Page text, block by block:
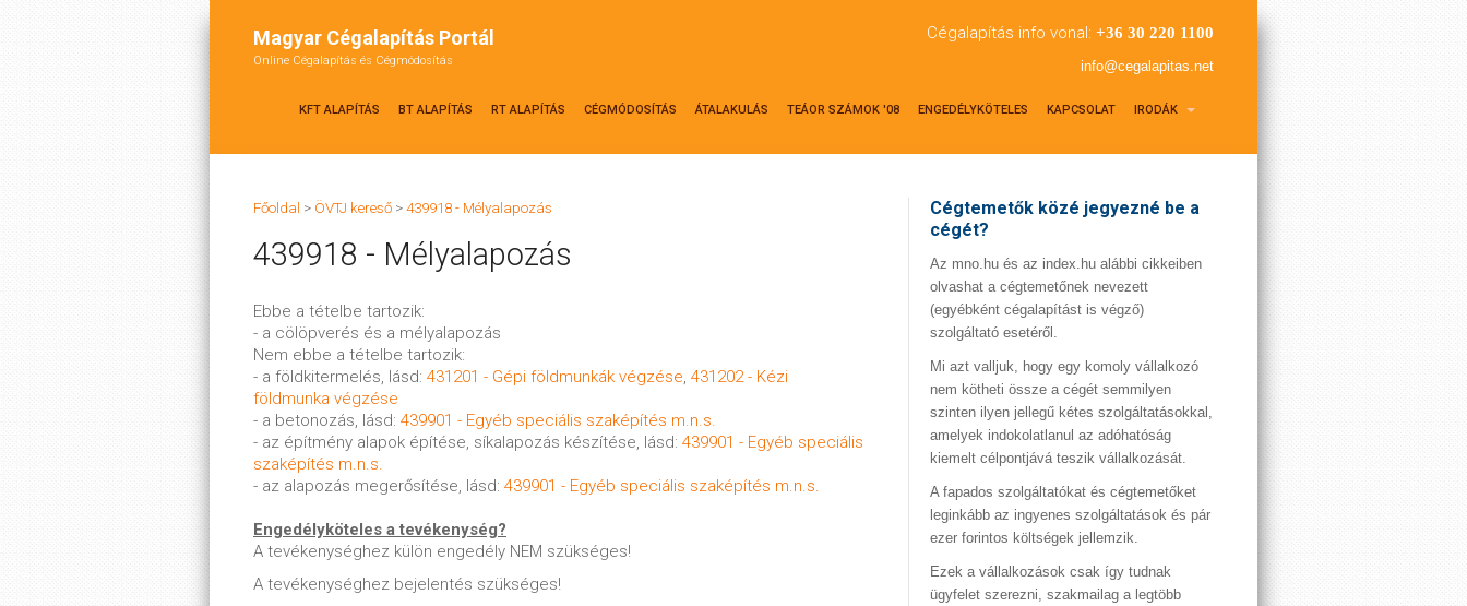
Magyar Cégalapítás Portál
Online Cégalapítás és Cégmódosítás
Cégalapítás info vonal: +36 30 220 1100
info@cegalapitas.net
KFT ALAPÍTÁS BT ALAPÍTÁS RT ALAPÍTÁS CÉGMÓDOSÍTÁS ÁTALAKULÁS TEÁOR SZÁMOK '08 ENGEDÉLYKÖTELES KAPCSOLAT IRODÁK
Főoldal > ÖVTJ kereső > 439918 - Mélyalapozás
439918 - Mélyalapozás
Ebbe a tételbe tartozik:
- a cölöpverés és a mélyalapozás
Nem ebbe a tételbe tartozik:
- a földkitermelés, lásd: 431201 - Gépi földmunkák végzése, 431202 - Kézi
földmunka végzése
- a betonozás, lásd: 439901 - Egyéb speciális szaképítés m.n.s.
- az építmény alapok építése, síkalapozás készítése, lásd: 439901 - Egyéb speciális
szaképítés m.n.s.
- az alapozás megerősítése, lásd: 439901 - Egyéb speciális szaképítés m.n.s.
Engedélyköteles a tevékenység?
A tevékenységhez külön engedély NEM szükséges!
A tevékenységhez bejelentés szükséges!
Cégtemetők közé jegyezné be a
cégét?
Az mno.hu és az index.hu alábbi cikkeiben
olvashat a cégtemetőnek nevezett
(egyébként cégalapítást is végző)
szolgáltató esetéről.
Mi azt valljuk, hogy egy komoly vállalkozó
nem kötheti össze a cégét semmilyen
szinten ilyen jellegű kétes szolgáltatásokkal,
amelyek indokolatlanul az adóhatóság
kiemelt célpontjává teszik vállalkozását.
A fapados szolgáltatókat és cégtemetőket
leginkább az ingyenes szolgáltatások és pár
ezer forintos költségek jellemzik.
Ezek a vállalkozások csak így tudnak
ügyfelet szerezni, szakmailag a legtöbb